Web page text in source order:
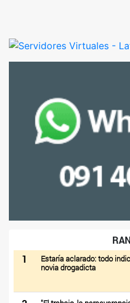
1
Estaría aclarado: todo
novia drogadicta